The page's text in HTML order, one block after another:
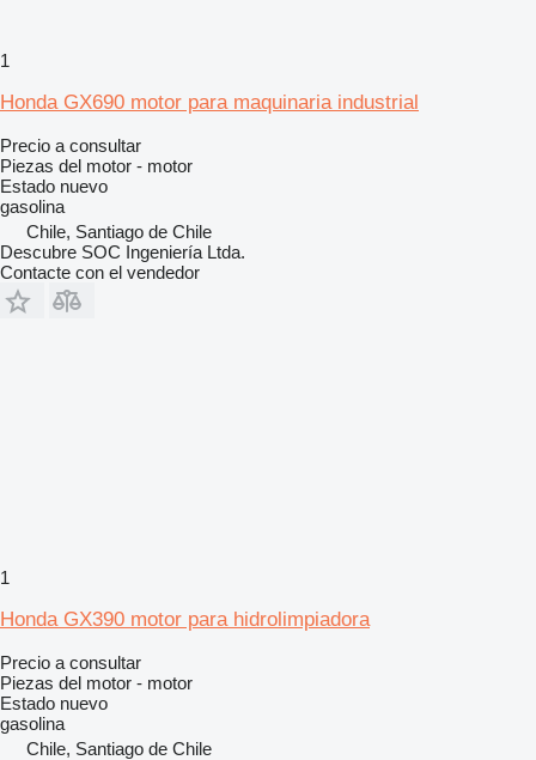
1
Honda GX690 motor para maquinaria industrial
Precio a consultar
Piezas del motor - motor
Estado nuevo
gasolina
Chile, Santiago de Chile
Descubre SOC Ingeniería Ltda.
Contacte con el vendedor
1
Honda GX390 motor para hidrolimpiadora
Precio a consultar
Piezas del motor - motor
Estado nuevo
gasolina
Chile, Santiago de Chile